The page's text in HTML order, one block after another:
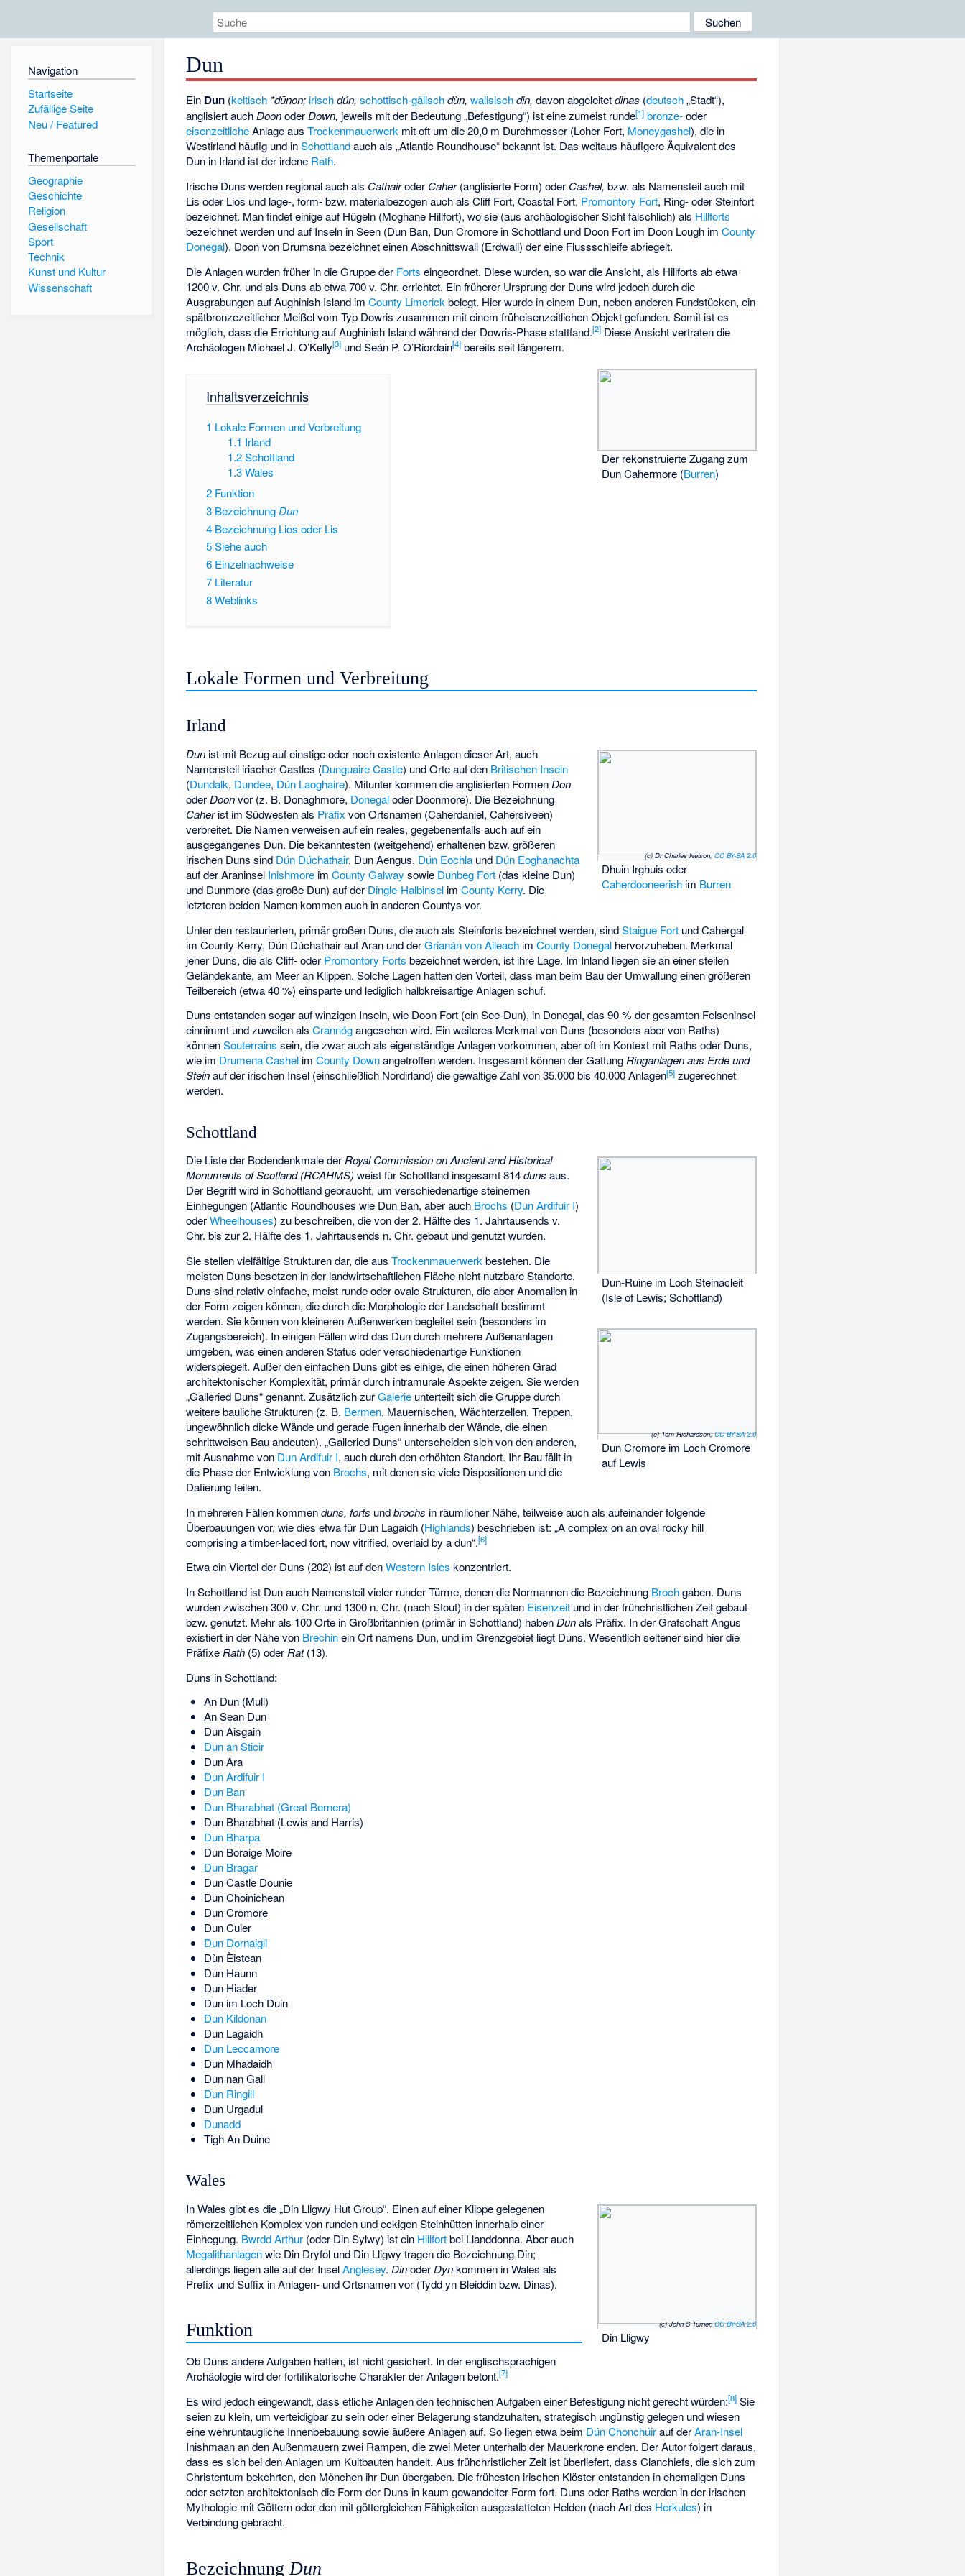
Navigation
Startseite
Zufällige Seite
Neu / Featured
Themenportale
Geographie
Geschichte
Religion
Gesellschaft
Sport
Technik
Kunst und Kultur
Wissenschaft
Dun
Ein Dun (keltisch *dūnon; irisch dún, schottisch-gälisch dùn, walisisch din, davon abgeleitetdinas (deutsch „Stadt“),
anglisiert auchDoonoderDown, jeweils mit der Bedeutung „Befestigung“) ist eine zumeist runde[1] bronze-oder
eisenzeitlicheAnlage ausTrockenmauerwerk mit oft um die 20,0 m Durchmesser (Loher Fort, Moneygashel), die in
Westirland häufig und inSchottlandauch als „Atlantic Roundhouse“ bekannt ist. Das weitaus häufigere Äquivalent des
Dun in Irland ist der irdene Rath.
Irische Duns werden regional auch als Cathairoder Caher(anglisierte Form) oder Cashel, bzw. als Namensteil auch mit
Lis oder Lios und lage-, form- bzw. materialbezogen auch als Cliff Fort, Coastal Fort, Promontory Fort, Ring- oder Steinfort
bezeichnet. Man findet einige auf Hügeln (Moghane Hillfort), wo sie (aus archäologischer Sicht fälschlich) als Hillforts
bezeichnet werden und auf Inseln in Seen (Dun Ban, Dun Cromore in Schottland und Doon Fort im Doon Lough imCounty
Donegal). Doon von Drumsnabezeichnet einen Abschnittswall (Erdwall) der eine Flussschleife abriegelt.
Die Anlagen wurden früher in die Gruppe der Forts eingeordnet. Diese wurden, so war die Ansicht, als Hillforts ab etwa
1200 v. Chr. und als Duns ab etwa 700 v. Chr. errichtet. Ein früherer Ursprung der Duns wird jedoch durch die
Ausgrabungen aufAughinish Island imCounty Limerick belegt. Hier wurde in einem Dun, neben anderen Fundstücken, ein
spätbronzezeitlicher Meißel vom Typ Dowris zusammen mit einem früheisenzeitlichen Objekt gefunden. Somit ist es
möglich, dass die Errichtung auf Aughinish Island während der Dowris-Phase stattfand.[2] Diese Ansicht vertraten die
Archäologen Michael J. O’Kelly[3] und Seán P. O’Riordain[4] bereits seit längerem.
Der rekonstruierte Zugang zum
Dun Cahermore (Burren)
Inhaltsverzeichnis
1 Lokale Formen und Verbreitung
1.1 Irland
1.2 Schottland
1.3 Wales
2 Funktion
3 BezeichnungDun
4 Bezeichnung Lios oder Lis
5Siehe auch
6 Einzelnachweise
7 Literatur
8Weblinks
Lokale Formen und Verbreitung
Irland
(c) Dr Charles Nelson,CC BY-SA 2.0
Dhuin Irghuis oder
Caherdooneerish im Burren
Dun ist mit Bezug auf einstige oder noch existente Anlagen dieser Art, auch
Namensteil irischer Castles (Dunguaire Castle) und Orte auf den Britischen Inseln
(Dundalk, Dundee, Dún Laoghaire). Mitunter kommen die anglisierten FormenDon
oderDoonvor (z. B. Donaghmore, Donegaloder Doonmore). Die Bezeichnung
Caherist im Südwesten als Präfix von Ortsnamen (Caherdaniel, Cahersiveen)
verbreitet. Die Namen verweisen auf ein reales, gegebenenfalls auch auf ein
ausgegangenes Dun. Die bekanntesten (weitgehend) erhaltenen bzw. größeren
irischen Duns sind Dún Dúchathair, Dun Aengus, Dún Eochla und Dún Eoghanachta
auf derAraninsel Inishmore imCounty Galway sowie Dunbeg Fort (das kleine Dun)
und Dunmore (das große Dun) auf der Dingle-Halbinsel imCounty Kerry. Die
letzteren beiden Namen kommen auch in anderen Countys vor.
Unter den restaurierten, primär großen Duns, die auch als Steinforts bezeichnet werden, sindStaigue Fort undCahergal
im County Kerry, Dún Dúchathair auf Aran und derGrianán von Aileach imCounty Donegal hervorzuheben. Merkmal
jener Duns, die als Cliff- oder Promontory Forts bezeichnet werden, ist ihre Lage. Im Inland liegen sie an einer steilen
Geländekante, am Meer an Klippen. Solche Lagen hatten den Vorteil, dass man beim Bau der Umwallung einen größeren
Teilbereich (etwa 40 %) einsparte und lediglich halbkreisartige Anlagen schuf.
Duns entstanden sogar auf winzigen Inseln, wie Doon Fort (ein See-Dun), in Donegal, das 90 % der gesamten Felseninsel
einnimmt und zuweilen alsCrannógangesehen wird. Ein weiteres Merkmal von Duns (besonders aber von Raths)
könnenSouterrains sein, die zwar auch als eigenständige Anlagen vorkommen, aber oft im Kontext mit Raths oder Duns,
wie im Drumena Cashel imCounty Downangetroffen werden. Insgesamt können der GattungRinganlagen aus Erde und
Steinauf der irischen Insel (einschließlich Nordirland) die gewaltige Zahl von 35.000 bis 40.000 Anlagen[5] zugerechnet
werden.
Schottland
Dun-Ruine im Loch Steinacleit
(Isle of Lewis; Schottland)
(c) Tom Richardson,CC BY-SA 2.0
Dun Cromore im Loch Cromore
auf Lewis
Die Liste der Bodendenkmale derRoyal Commission on Ancient and Historical
Monuments of Scotland (RCAHMS)weist für Schottland insgesamt 814duns aus.
Der Begriff wird in Schottland gebraucht, um verschiedenartige steinernen
Einhegungen (Atlantic Roundhouses wie Dun Ban, aber auch Brochs (Dun Ardifuir I)
oderWheelhouses) zu beschreiben, die von der 2. Hälfte des 1. Jahrtausends v.
Chr. bis zur 2. Hälfte des 1. Jahrtausends n. Chr. gebaut und genutzt wurden.
Sie stellen vielfältige Strukturen dar, die ausTrockenmauerwerk bestehen. Die
meisten Duns besetzen in der landwirtschaftlichen Fläche nicht nutzbare Standorte.
Duns sind relativ einfache, meist runde oder ovale Strukturen, die aber Anomalien in
der Form zeigen können, die durch die Morphologie der Landschaft bestimmt
werden. Sie können von kleineren Außenwerken begleitet sein (besonders im
Zugangsbereich). In einigen Fällen wird das Dun durch mehrere Außenanlagen
umgeben, was einen anderen Status oder verschiedenartige Funktionen
widerspiegelt. Außer den einfachen Duns gibt es einige, die einen höheren Grad
architektonischer Komplexität, primär durch intramurale Aspekte zeigen. Sie werden
„Galleried Duns“ genannt. Zusätzlich zurGalerie unterteilt sich die Gruppe durch
weitere bauliche Strukturen (z. B. Bermen, Mauernischen, Wächterzellen, Treppen,
ungewöhnlich dicke Wände und gerade Fugen innerhalb der Wände, die einen
schrittweisen Bau andeuten). „Galleried Duns“ unterscheiden sich von den anderen,
mit Ausnahme von Dun Ardifuir I, auch durch den erhöhten Standort. Ihr Bau fällt in
die Phase der Entwicklung von Brochs, mit denen sie viele Dispositionen und die
Datierung teilen.
In mehreren Fällen kommenduns, forts undbrochs in räumlicher Nähe, teilweise auch als aufeinander folgende
Überbauungen vor, wie dies etwa für Dun Lagaidh (Highlands) beschrieben ist: „A complex on an oval rocky hill
comprising a timber-laced fort, now vitrified, overlaid by a dun“.[6]
Etwa ein Viertel der Duns (202) ist auf denWestern Isles konzentriert.
In Schottland ist Dun auch Namensteil vieler runder Türme, denen die Normannen die Bezeichnung Brochgaben. Duns
wurden zwischen 300 v. Chr. und 1300 n. Chr. (nach Stout) in der späten Eisenzeit und in der frühchristlichen Zeit gebaut
bzw. genutzt. Mehr als 100 Orte in Großbritannien (primär in Schottland) habenDunals Präfix. In der Grafschaft Angus
existiert in der Nähe von Brechinein Ort namens Dun, und im Grenzgebiet liegt Duns. Wesentlich seltener sind hier die
Präfixe Rath (5) oder Rat(13).
Duns in Schottland:
An Dun (Mull)
An Sean Dun
Dun Aisgain
Dun an Sticir
Dun Ara
Dun Ardifuir I
Dun Ban
Dun Bharabhat (Great Bernera)
Dun Bharabhat (Lewis and Harris)
Dun Bharpa
Dun Boraige Moire
Dun Bragar
Dun Castle Dounie
Dun Choinichean
Dun Cromore
Dun Cuier
Dun Dornaigil
Dùn Èistean
Dun Haunn
Dun Hiader
Dun im Loch Duin
Dun Kildonan
Dun Lagaidh
Dun Leccamore
Dun Mhadaidh
Dun nan Gall
Dun Ringill
Dun Urgadul
Dunadd
Tigh An Duine
Wales
(c) John S Turner,CC BY-SA 2.0
Din Lligwy
In Wales gibt es die „Din Lligwy Hut Group“. Einen auf einer Klippe gelegenen
römerzeitlichen Komplex von runden und eckigen Steinhütten innerhalb einer
Einhegung. Bwrdd Arthur (oder Din Sylwy) ist ein Hillfortbei Llanddonna. Aber auch
Megalithanlagenwie Din Dryfol und Din Lligwy tragen die Bezeichnung Din;
allerdings liegen alle auf der InselAnglesey.DinoderDynkommen in Wales als
Prefix und Suffix in Anlagen- und Ortsnamen vor (Tydd yn Bleiddin bzw. Dinas).
Funktion
Ob Duns andere Aufgaben hatten, ist nicht gesichert. In der englischsprachigen
Archäologie wird der fortifikatorische Charakter der Anlagen betont.[7]
Es wird jedoch eingewandt, dass etliche Anlagen den technischen Aufgaben einer Befestigung nicht gerecht würden:[8] Sie
seien zu klein, um verteidigbar zu sein oder einer Belagerung standzuhalten, strategisch ungünstig gelegen und wiesen
eine wehruntaugliche Innenbebauung sowie äußere Anlagen auf. So liegen etwa beim Dún Chonchúirauf derAran-Insel
Inishmaan an den Außenmauern zwei Rampen, die zwei Meter unterhalb der Mauerkrone enden. Der Autor folgert daraus,
dass es sich bei den Anlagen um Kultbauten handelt. Aus frühchristlicher Zeit ist überliefert, dass Clanchiefs, die sich zum
Christentum bekehrten, den Mönchen ihr Dun übergaben. Die frühesten irischen Klöster entstanden in ehemaligen Duns
oder setzten architektonisch die Form der Duns in kaum gewandelter Form fort. Duns oder Raths werden in der irischen
Mythologie mit Göttern oder den mit göttergleichen Fähigkeiten ausgestatteten Helden (nach Art des Herkules) in
Verbindung gebracht.
Bezeichnung Dun